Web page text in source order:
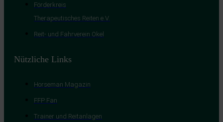
Förderkreis
Therapeutisches Reiten e.V.
Reit- und Fahrverein Okel
Nützliche Links
Horseman Magazin
FFP Fan
Trainer und Reitanlagen